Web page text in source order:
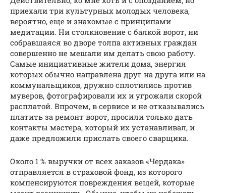
приехали три культурных молодых человека,
вероятно, еще и знакомые с принципами
медитации. Ни столкновение с балкой ворот, ни
собравшаяся во дворе толпа активных граждан
совершенно не мешали им делать свою работу.
Самые инициативные жители дома, энергия
которых обычно направлена друг на друга или на
коммунальщиков, дружно сплотились против
муверов, фотографировали их и угрожали скорой
расплатой. Впрочем, в сервисе и не отказывались
платить за ремонт ворот, просили только дать
контакты мастера, который их устанавливал, и
даже предложили прислать своего сварщика.
Около 1 % выручки от всех заказов «Чердака»
отправляется в страховой фонд, из которого
компенсируются повреждения вещей, которые